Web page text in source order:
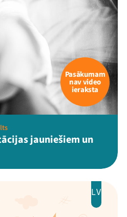
Pasākumam
nav video
ieraksta
jauniešiem un
LV